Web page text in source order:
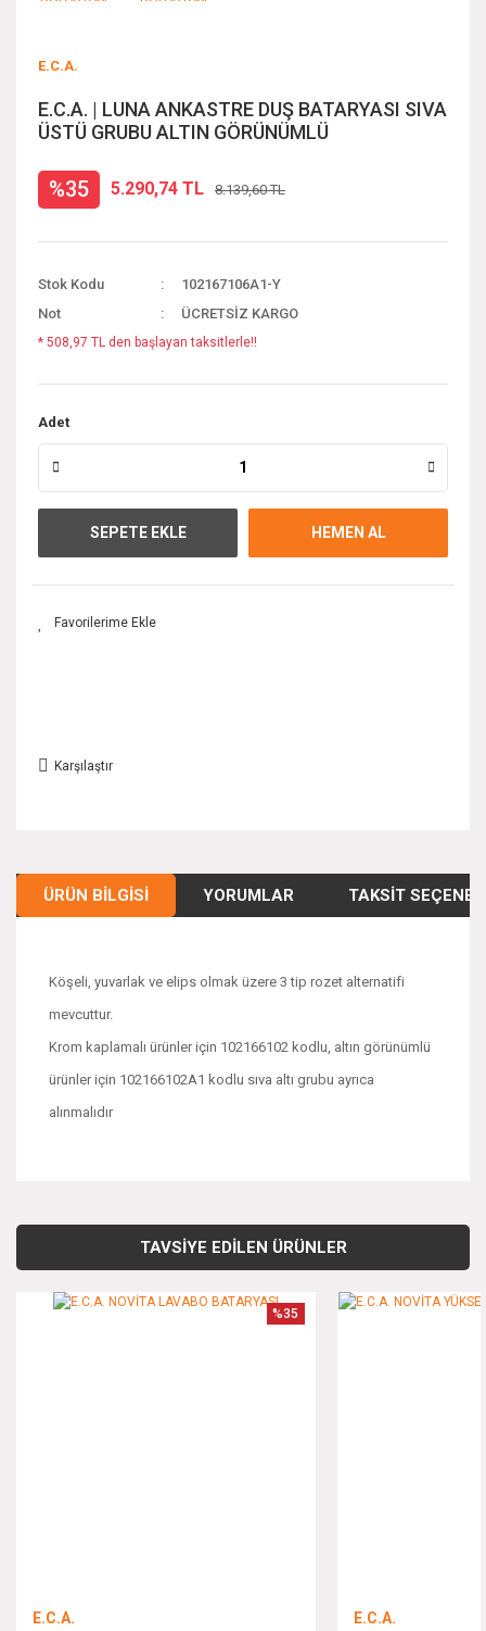
E.C.A.
E.C.A. | LUNA ANKASTRE DUŞ BATARYASI SIVA
ÜSTÜ GRUBU ALTIN GÖRÜNÜMLÜ
%35 5.290,74 TL 8.139,60 TL
Stok Kodu
102167106A1-Y
Not
ÜCRETSİZ KARGO
* 508,97 TL den başlayan taksitlerle!!
Adet
SEPETE EKLE HEMEN AL
Karşılaştır
ÜRÜN BILGISI YORUMLAR TAKSIT
Köşeli, yuvarlak ve elips olmak üzere 3 tip rozet alternatifi
mevcuttur.
Krom kaplamalı ürünler için 102166102 kodlu, altın görünümlü
ürünler için 102166102A1 kodlu sıva altı grubu ayrıca
alınmalıdır
kullanarak tarafımıza iletebilirsiniz.
TAVSİYE EDİLEN ÜRÜNLER
E.C.A.
%35
E.C.A.